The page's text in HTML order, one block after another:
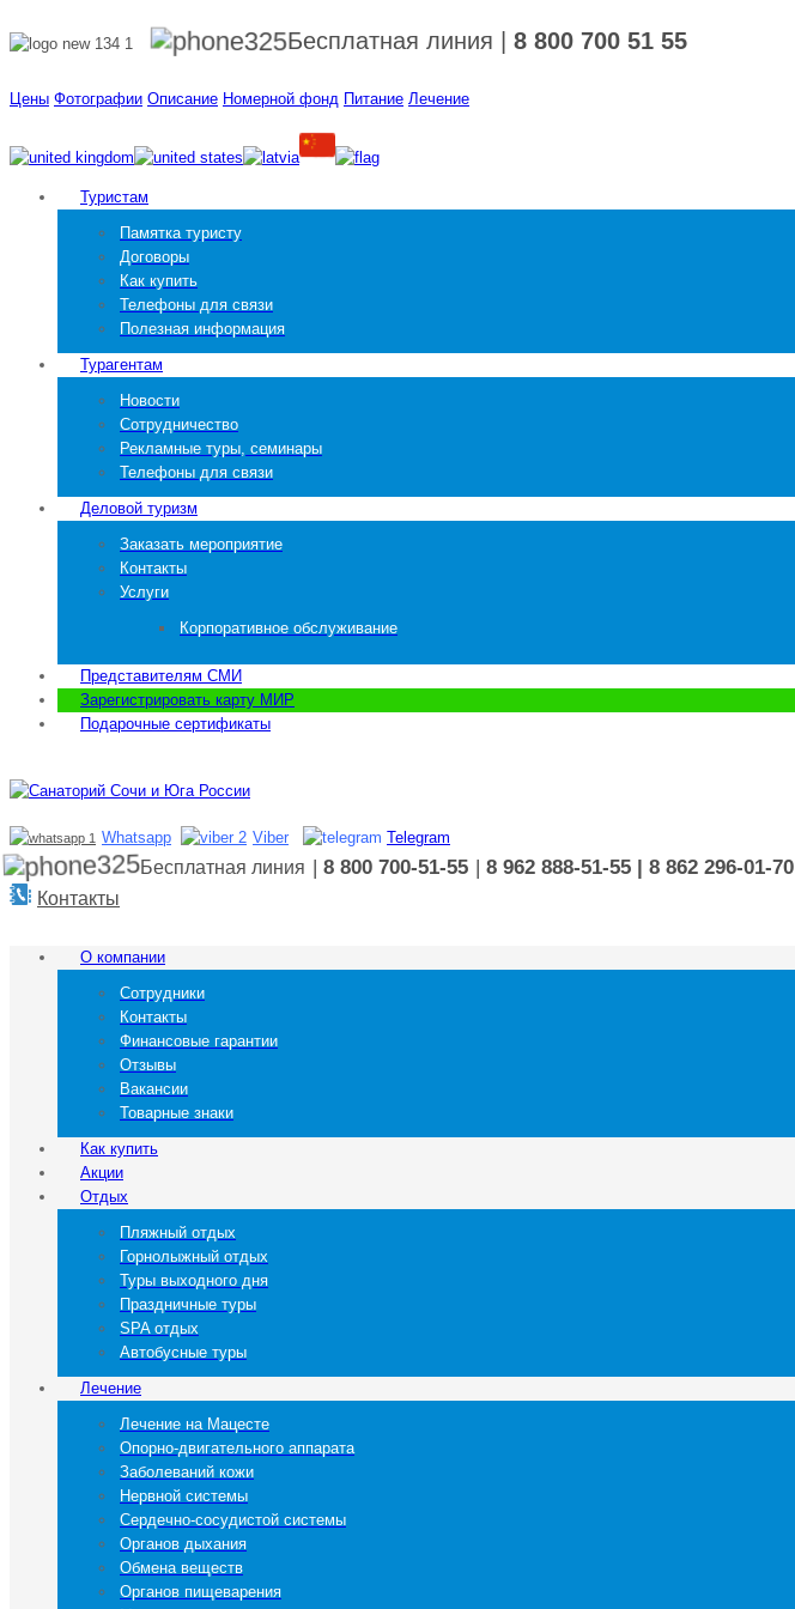
Бесплатная линия 8 800 700 51 55
Цены Фотографии Описание Номерной фонд Питание Лечение
Туристам
Памятка туристу
Договоры
Как купить
Телефоны для связи
Полезная информация
Турагентам
Новости
Сотрудничество
Рекламные туры, семинары
Телефоны для связи
Деловой туризм
Заказать мероприятие
Контакты
Услуги
Корпоративное обслуживание
Представителям СМИ
Зарегистрировать карту МИР
Подарочные сертификаты
Whatsapp Viber Telegram
Бесплатная линия | 8 800 700-51-55 | 8 962 888-51-55 | 8 862 296-01-70
Контакты
О компании
Сотрудники
Контакты
Финансовые гарантии
Отзывы
Вакансии
Товарные знаки
Как купить
Акции
Отдых
Пляжный отдых
Горнолыжный отдых
Туры выходного дня
Праздничные туры
SPA отдых
Автобусные туры
Лечение
Лечение на Мацесте
Опорно-двигательного аппарата
Заболеваний кожи
Нервной системы
Сердечно-сосудистой системы
Органов дыхания
Обмена веществ
Органов пищеварения